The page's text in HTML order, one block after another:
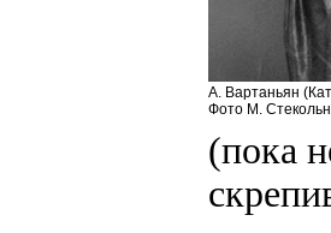
А. Вартаньян
Фото М.
(пока